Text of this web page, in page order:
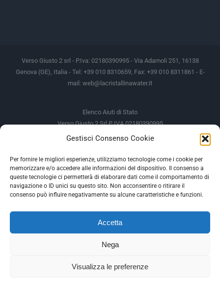
Gestisci Consenso Cookie
Per fornire le migliori esperienze, utilizziamo tecnologie come i cookie per
memorizzare e/o accedere alle informazioni del dispositivo. Il consenso a
queste tecnologie ci permetterà di elaborare dati come il comportamento di
navigazione o ID unici su questo sito. Non acconsentire o ritirare il
consenso può influire negativamente su alcune caratteristiche e funzioni.
Accetta
Nega
Visualizza le preferenze
Verso Giusto 2 srl - P.Iva: 02180390995 - Via Adamoli 251, 16138
Genova (GE), Italia - Tel: +39 010 8310659, Fax: +39 010 8311861 - E-
mail: web@lacristallinawater.it
Elenco Aiuti di Stato
Verso Giusto 2 Srl P IVA 02180390995
Soggetto Erogante
Somma Incassata
Agenzia delle Entrate
49.338,00 €
Agenzia delle Entrate
49.338,00 €
M.I.S.E
935,34 €
Gli altri aiuti di Stato sono consultabili sul REGISTRO NAZIONALE
--